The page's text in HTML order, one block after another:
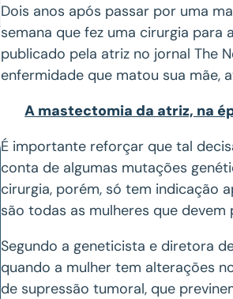
Dois anos após passar por uma
semana que fez uma cirurgia para
publicado pela atriz no jornal The
enfermidade que matou sua mãe,
A mastectomia da atriz, na
É importante reforçar que tal
conta de algumas mutações
cirurgia, porém, só tem indicação
são todas as mulheres que
Segundo a geneticista e diretora
quando a mulher tem alterações
de supressão tumoral, que